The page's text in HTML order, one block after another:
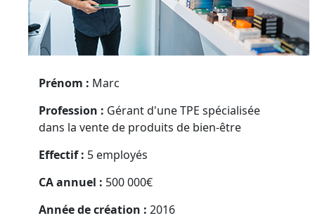
Prénom : Marc
Profession : Gérant d'une TPE spécialisée
dans la vente de produits de bien-être
Effectif : 5 employés
CA annuel : 500 000€
Année de création : 2016